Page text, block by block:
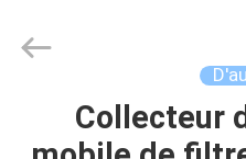
MAISON
Zhengzhou
Hengyang
Collecteur